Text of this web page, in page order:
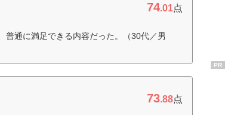
74.01点
普通に満足できる内容だった。（30代／男
73.88点
PR